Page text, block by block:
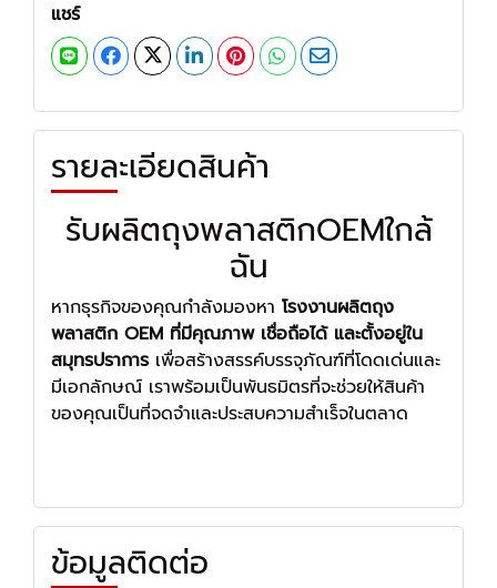
แชร์
รายละเอียดสินค้า
รับผลิตถุงพลาสติกOEMใกล้
ฉัน
หากธุรกิจของคุณกำลังมองหา โรงงานผลิตถุง
พลาสติก OEM ที่มีคุณภาพ เชื่อถือได้ และตั้งอยู่ใน
สมุทรปราการ เพื่อสร้างสรรค์บรรจุภัณฑ์ที่โดดเด่นและ
มีเอกลักษณ์ เราพร้อมเป็นพันธมิตรที่จะช่วยให้สินค้า
ของคุณเป็นที่จดจำและประสบความสำเร็จในตลาด
ข้อมูลติดต่อ